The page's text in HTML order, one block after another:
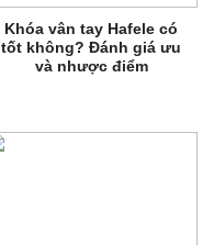
Khóa vân tay Hafele có
tốt không? Đánh giá ưu
và nhược điểm